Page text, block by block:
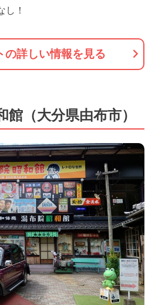
し！
の詳しい情報を見る
館（大分県由布市）